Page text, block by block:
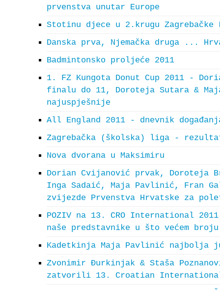
prvenstva unutar Europe
Stotinu djece u 2.krugu Zagrebačke
Danska prva, Njemačka druga ...
Badmintonsko proljeće 2011
1. FZ Kungota Donut Cup 2011 -
finalu do 11, Doroteja Sutara &
najuspješnije
All England 2011 - dnevnik
Zagrebačka (školska) liga -
Nova dvorana u Maksimiru
Dorian Cvijanović prvak, Doroteja
Inga Sadaić, Maja Pavlinić, Fran
zvijezde Prvenstva Hrvatske za
POZIV na 13. CRO International
naše predstavnike u što većem broju
Kadetkinja Maja Pavlinić najbolja
Zvonimir Đurkinjak & Staša
zatvorili 13. Croatian